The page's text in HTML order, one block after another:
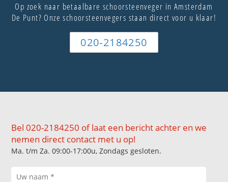
Op zoek naar betaalbare schoorsteenveger in Amsterdam
De Punt? Onze schoorsteenvegers staan direct voor u klaar!
020-2184250
Bel 020-2184250 of laat een bericht achter en we
nemen direct contact met u op!
Ma. t/m Za. 09:00-17:00u, Zondags gesloten.